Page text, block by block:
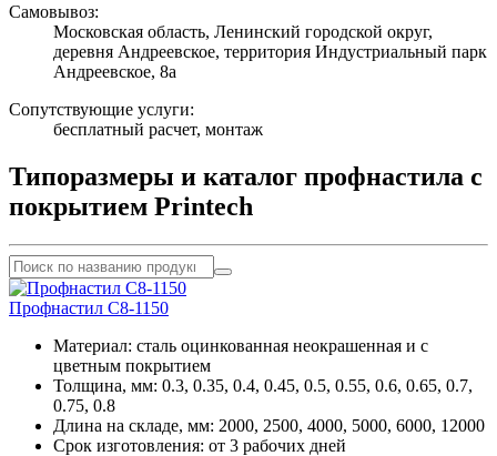
Самовывоз:
Московская область, Ленинский городской округ,
деревня Андреевское, территория Индустриальный парк
Андреевское, 8а
Сопутствующие услуги:
бесплатный расчет, монтаж
Типоразмеры и каталог профнастила с
покрытием Printech
Профнастил С8-1150
Материал: сталь оцинкованная неокрашенная и с
цветным покрытием
Толщина, мм: 0.3, 0.35, 0.4, 0.45, 0.5, 0.55, 0.6, 0.65, 0.7,
0.75, 0.8
Длина на складе, мм: 2000, 2500, 4000, 5000, 6000, 12000
Срок изготовления: от 3 рабочих дней